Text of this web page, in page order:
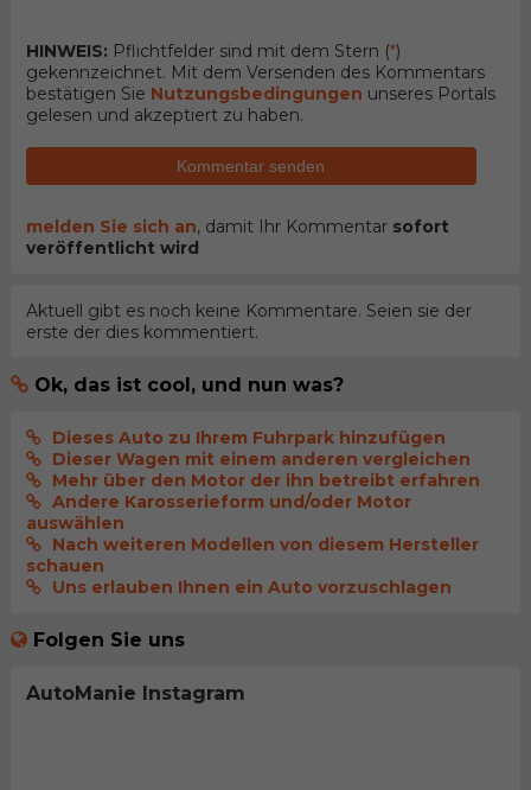
HINWEIS: Pflichtfelder sind mit dem Stern (*)
gekennzeichnet. Mit dem Versenden des Kommentars
bestätigen Sie Nutzungsbedingungen unseres Portals
gelesen und akzeptiert zu haben.
Kommentar senden
melden Sie sich an, damit Ihr Kommentar sofort
veröffentlicht wird
Aktuell gibt es noch keine Kommentare. Seien sie der
erste der dies kommentiert.
Ok, das ist cool, und nun was?
Dieses Auto zu Ihrem Fuhrpark hinzufügen
Dieser Wagen mit einem anderen vergleichen
Mehr über den Motor der ihn betreibt erfahren
Andere Karosserieform und/oder Motor
auswählen
Nach weiteren Modellen von diesem Hersteller
schauen
Uns erlauben Ihnen ein Auto vorzuschlagen
Folgen Sie uns
AutoManie Instagram